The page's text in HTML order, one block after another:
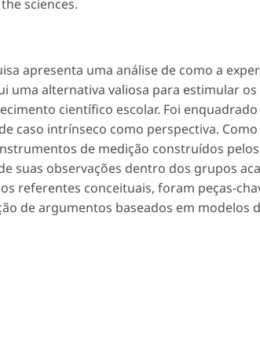
sciences.
apresenta uma análise de como a
uma alternativa valiosa para estimular
científico escolar. Foi
caso intrínseco como perspectiva.
de medição construídos
suas observações dentro dos grupos
referentes conceituais, foram peças-
de argumentos baseados em modelos